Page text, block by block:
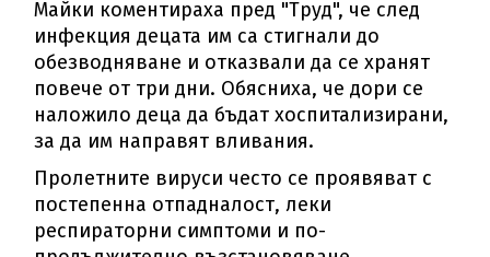
Майки коментираха пред "Труд", че след
инфекция децата им са стигнали до
обезводняване и отказвали да се хранят
повече от три дни. Обясниха, че дори се
наложило деца да бъдат хоспитализирани,
за да им направят вливания.
Пролетните вируси често се проявяват с
постепенна отпадналост, леки
респираторни симптоми и по-